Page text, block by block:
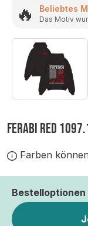
🔥 Beliebtes
Das Motiv
FERABI RED
Farben
Bestelloptionen